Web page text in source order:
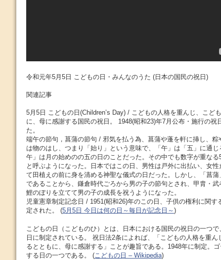
令和元年5月5日 こどもの日・みんなのうた (日本の国民の祝日)
関連記事
5月5日 こどもの日(Children’s Day) / こどもの人格を重んじ、こど
に、母に感謝する国民の祝日。 1948(昭和23)年7月公布・施行の祝
た。
端午の節句，菖蒲の節句 / 邪気を払う為、菖蒲や蓬を軒に挿し、
は物のはし、つまり「始り」という意味で、「午」は「五」に通
午」は月の始めのの五の日のことだった。その中でも数字が重な
と呼ぶようになった。日本ではこの日、男性は戸外に出払い、女
て田植えの前に身を清める神聖な儀式の日だった。しかし、「菖
であることから、鎌倉時代ごろから男の子の節句とされ、甲胄・
鯉のぼりを立てて男の子の成長を祝うようになった。
児童憲章制定記念日 / 1951(昭和26)年のこの日、子供の権利に関す
定された。 (5月5日 今日は何の日～毎日が記念日～ )
こどもの日（こどものひ）とは、日本における国民の祝日の一つ
日に制定されている。 祝日法2条によれば、「こどもの人格を重
るとともに、母に感謝する」ことが趣旨である。1948年に制定。
する日の一つである。 ( こどもの日 – Wikipedia)